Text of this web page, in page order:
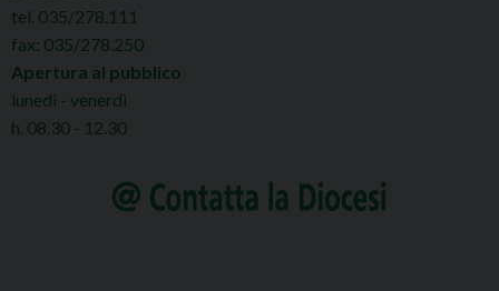
tel. 035/278.111
fax: 035/278.250
Apertura al pubblico
lunedì - venerdì
h. 08.30 - 12.30